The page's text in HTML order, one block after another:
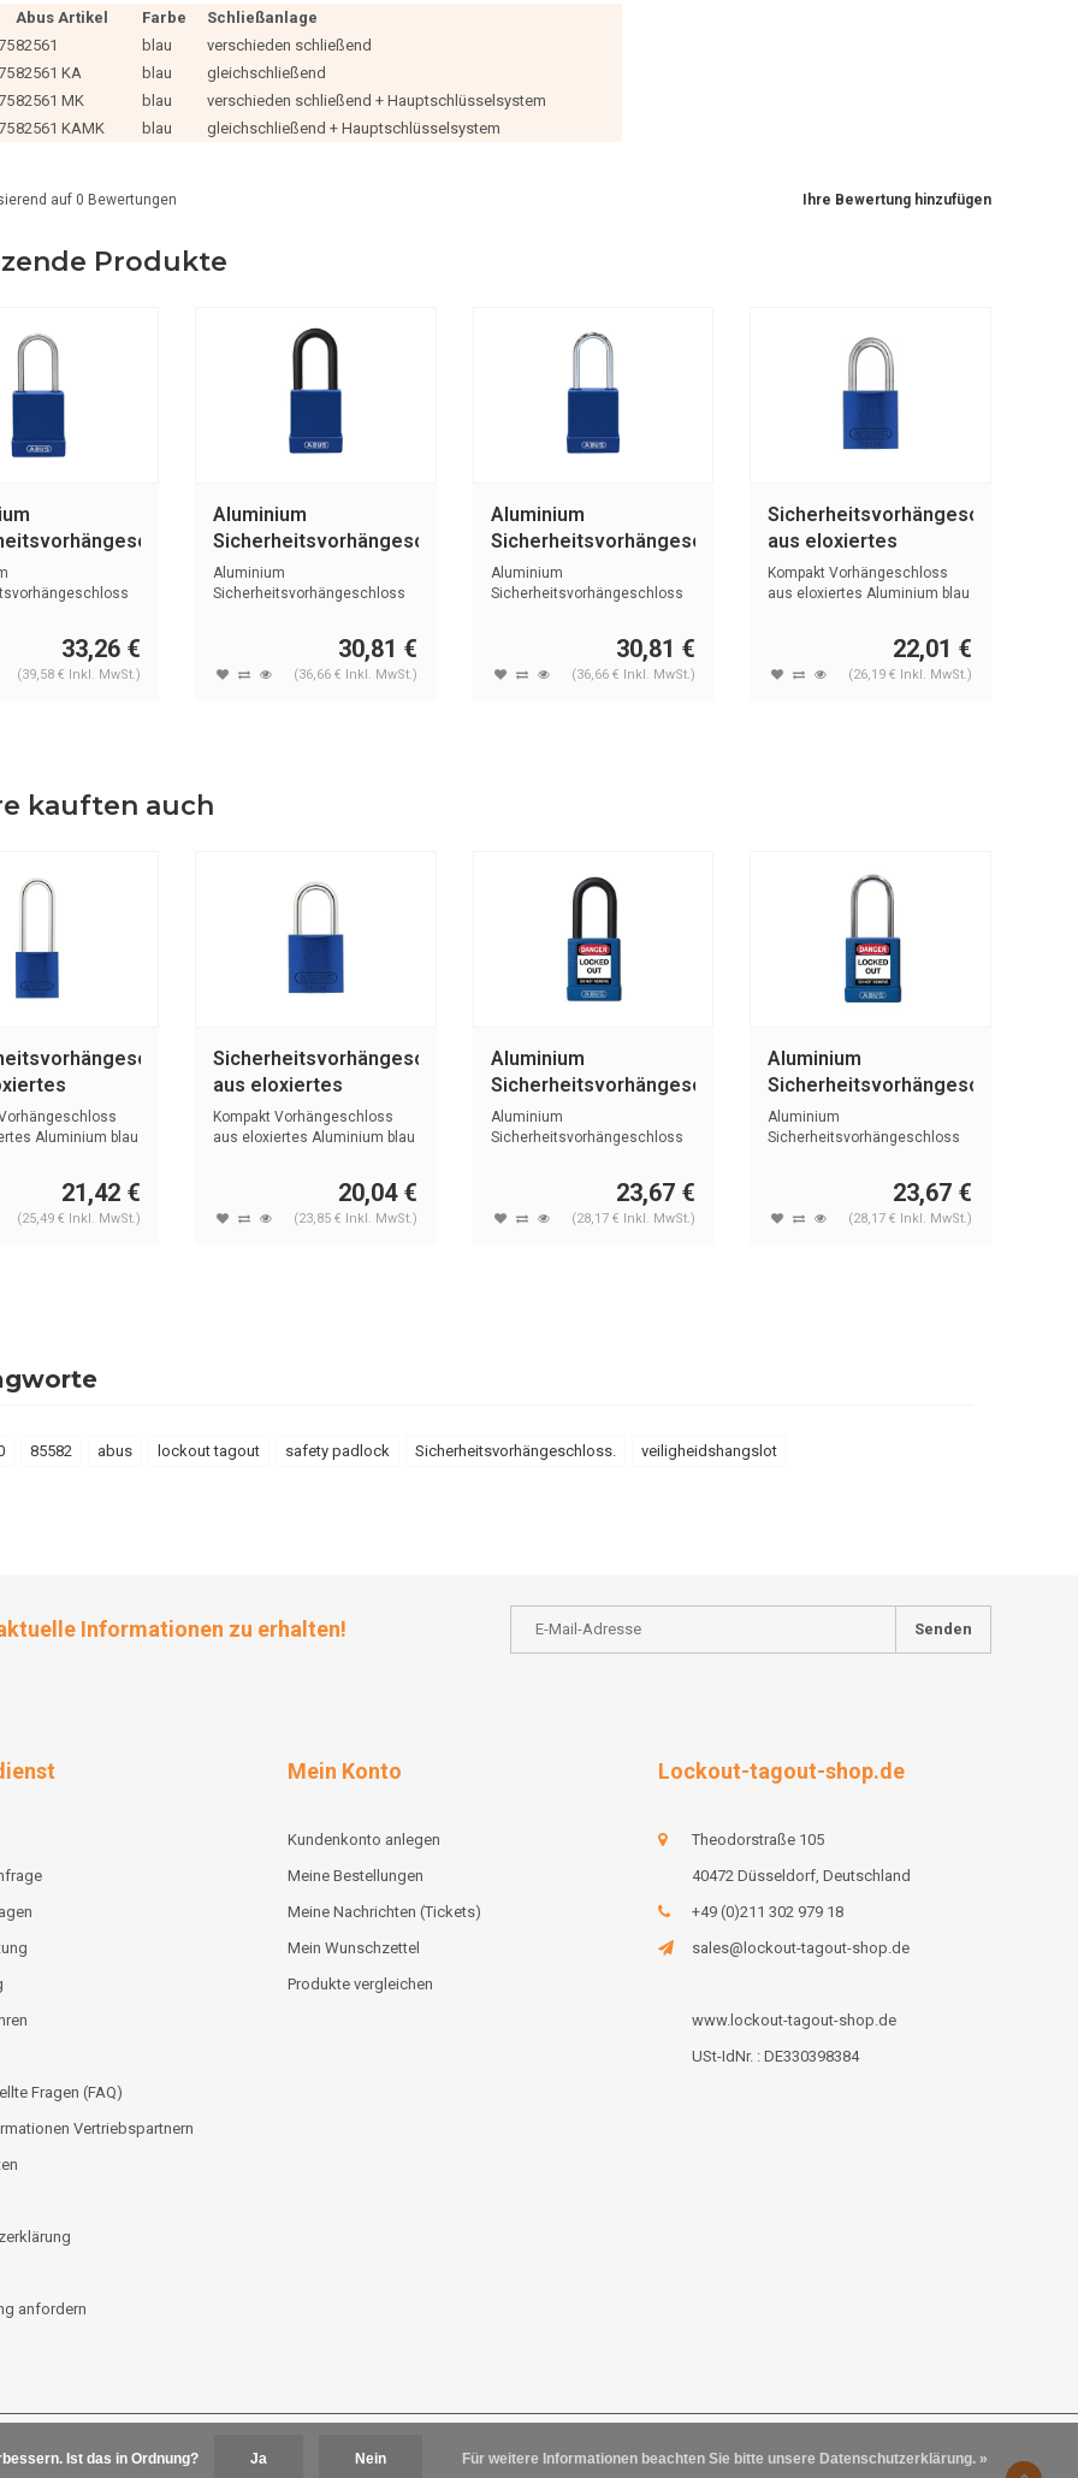
Abus Artikel Farbe
Schließanlage
82561 blau
verschieden schließend
82561 KA blau
gleichschließend
82561 MK blau
verschieden schließend + Hauptschlüsselsystem
82561 KAMK blau gleichschließend + Hauptschlüsselsystem
Ihre Bewertung hinzufügen
auf 0 Bewertungen
Produkte
Abdeckung
Blau
33,26 €
(39,58 € Inkl. MwSt.)
Aluminium
Sicherheitsvorhängeschloss
mit blauer Abdeckung
76/40 blau
Aluminium
Sicherheitsvorhängeschloss
30,81 €
(36,66 € Inkl. MwSt.)
Aluminium
Sicherheitsvorhängeschloss
mit blauer Abdeckung
76BS/40 blau
Aluminium
Sicherheitsvorhängeschloss
30,81 €
(36,66 € Inkl. MwSt.)
Sicherheitsvorhängeschloss
aus eloxiertes
Aluminium blau
72IB/30 BLAU
Kompakt Vorhängeschloss
aus eloxiertes Aluminium blau
22,01 €
(26,19 € Inkl. MwSt.)
kauften auch
blau
BLAU
Aluminium blau
21,42 €
(25,49 € Inkl. MwSt.)
Sicherheitsvorhängeschloss
aus eloxiertes
Aluminium blau 72/30
BLAU
Kompakt Vorhängeschloss
aus eloxiertes Aluminium blau
20,04 €
(23,85 € Inkl. MwSt.)
Aluminium
Sicherheitsvorhängeschloss
mit blauer Abdeckung
74/40 blau
Aluminium
Sicherheitsvorhängeschloss
23,67 €
(28,17 € Inkl. MwSt.)
Aluminium
Sicherheitsvorhängeschloss
mit blauer Abdeckung
74BS/40 blau
Aluminium
Sicherheitsvorhängeschloss
23,67 €
(28,17 € Inkl. MwSt.)
85582 abus lockout tagout safety padlock Sicherheitsvorhängeschloss. veiligheidshangslot
Informationen zu erhalten! Senden
Fragen (FAQ)
Vertriebspartnern
anfordern
Mein Konto
Kundenkonto anlegen
Meine Bestellungen
Meine Nachrichten (Tickets)
Mein Wunschzettel
Produkte vergleichen
Lockout-tagout-shop.de
Theodorstraße 105
40472 Düsseldorf, Deutschland
+49 (0)211 302 979 18
sales@lockout-tagout-shop.de
www.lockout-tagout-shop.de
USt-IdNr. : DE330398384
Ist das in Ordnung? Ja Nein Für weitere Informationen beachten Sie bitte unsere Datenschutzerklärung. »